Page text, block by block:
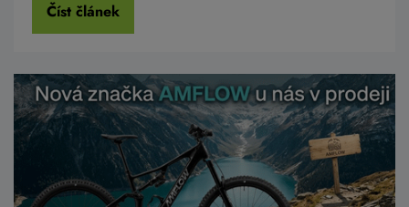
Číst článek